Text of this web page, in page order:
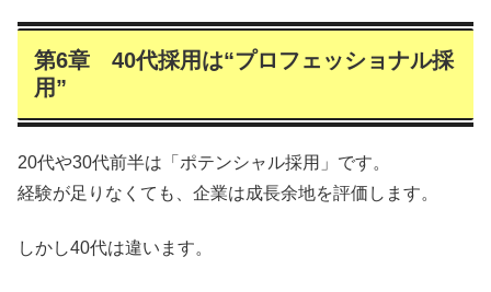
第6章 40代採用は“プロフェッショナル採
用”
20代や30代前半は「ポテンシャル採用」です。
経験が足りなくても、企業は成長余地を評価します。
しかし40代は違います。